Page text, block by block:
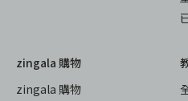
zingala 購物
zingala 購物